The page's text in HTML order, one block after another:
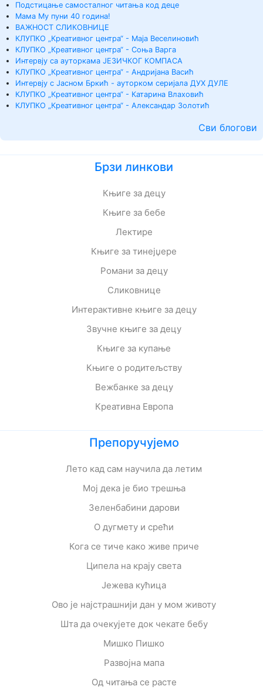
Подстицање самосталног читања код деце
Мама Му пуни 40 година!
ВАЖНОСТ СЛИКОВНИЦЕ
КЛУПКО „Креативног центра“ - Маја Веселиновић
КЛУПКО „Креативног центра“ - Соња Варга
Интервју са ауторкама ЈЕЗИЧКОГ КОМПАСА
КЛУПКО „Креативног центра“ - Андријана Васић
Интервју с Јасном Бркић - ауторком серијала ДУХ ДУЛЕ
КЛУПКО „Креативног центра“ - Катарина Влаховић
КЛУПКО „Креативног центра“ - Александар Золотић
Сви блогови
Брзи линкови
Књиге за децу
Књиге за бебе
Лектире
Књиге за тинејџере
Романи за децу
Сликовнице
Интерактивне књиге за децу
Звучне књиге за децу
Књиге за купање
Књиге о родитељству
Вежбанке за децу
Креативна Европа
Препоручујемо
Лето кад сам научила да летим
Мој дека је био трешња
Зеленбабини дарови
О дугмету и срећи
Кога се тиче како живе приче
Ципела на крају света
Јежева кућица
Ово је најстрашнији дан у мом животу
Шта да очекујете док чекате бебу
Мишко Пишко
Развојна мапа
Од читања се расте